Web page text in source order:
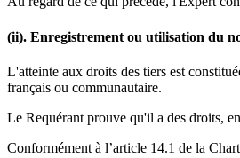
(ii). Enregistrement ou utilisation du
L'atteinte aux droits des tiers est
français ou communautaire.
Le Requérant prouve qu'il a des droits,
Conformément à l’article 14.1 de la